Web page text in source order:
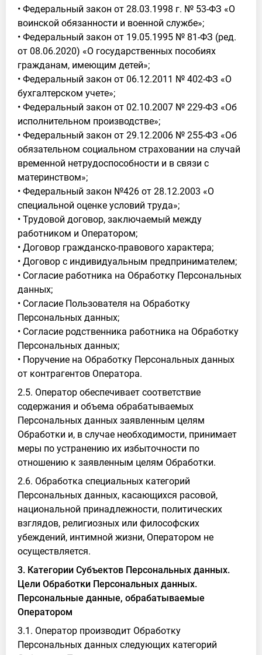
• Федеральный закон от 28.03.1998 г. № 53-ФЗ «О
воинской обязанности и военной службе»;
• Федеральный закон от 19.05.1995 № 81-ФЗ (ред.
от 08.06.2020) «О государственных пособиях
гражданам, имеющим детей»;
• Федеральный закон от 06.12.2011 № 402-ФЗ «О
бухгалтерском учете»;
• Федеральный закон от 02.10.2007 № 229-ФЗ «Об
исполнительном производстве»;
• Федеральный закон от 29.12.2006 № 255-ФЗ «Об
обязательном социальном страховании на случай
временной нетрудоспособности и в связи с
материнством»;
• Федеральный закон №426 от 28.12.2003 «О
специальной оценке условий труда»;
• Трудовой договор, заключаемый между
работником и Оператором;
• Договор гражданско-правового характера;
• Договор с индивидуальным предпринимателем;
• Согласие работника на Обработку Персональных
данных;
• Согласие Пользователя на Обработку
Персональных данных;
• Согласие родственника работника на Обработку
Персональных данных;
• Поручение на Обработку Персональных данных
от контрагентов Оператора.
2.5. Оператор обеспечивает соответствие
содержания и объема обрабатываемых
Персональных данных заявленным целям
Обработки и, в случае необходимости, принимает
меры по устранению их избыточности по
отношению к заявленным целям Обработки.
2.6. Обработка специальных категорий
Персональных данных, касающихся расовой,
национальной принадлежности, политических
взглядов, религиозных или философских
убеждений, интимной жизни, Оператором не
осуществляется.
3. Категории Субъектов Персональных данных.
Цели Обработки Персональных данных.
Персональные данные, обрабатываемые
Оператором
3.1. Оператор производит Обработку
Персональных данных следующих категорий